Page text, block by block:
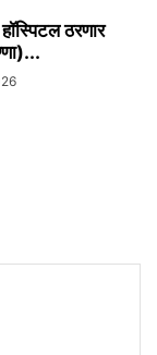
ठरणार